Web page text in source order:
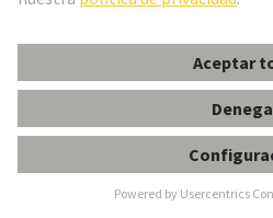
Boletín HARTING
Ir al registro